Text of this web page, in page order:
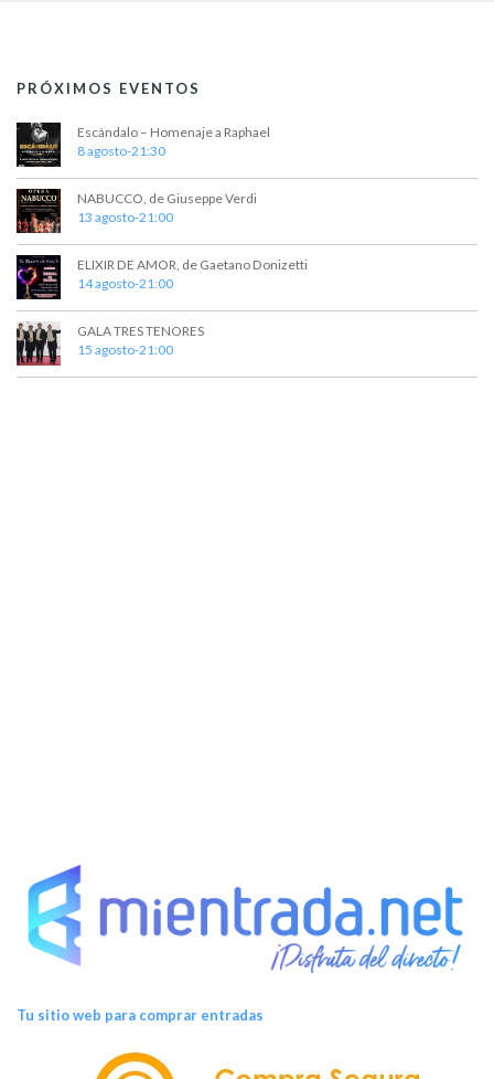
PRÓXIMOS EVENTOS
Escándalo – Homenaje a Raphael
8 agosto-21:30
NABUCCO, de Giuseppe Verdi
13 agosto-21:00
ELIXIR DE AMOR, de Gaetano Donizetti
14 agosto-21:00
GALA TRES TENORES
15 agosto-21:00
Tu sitio web para comprar entradas